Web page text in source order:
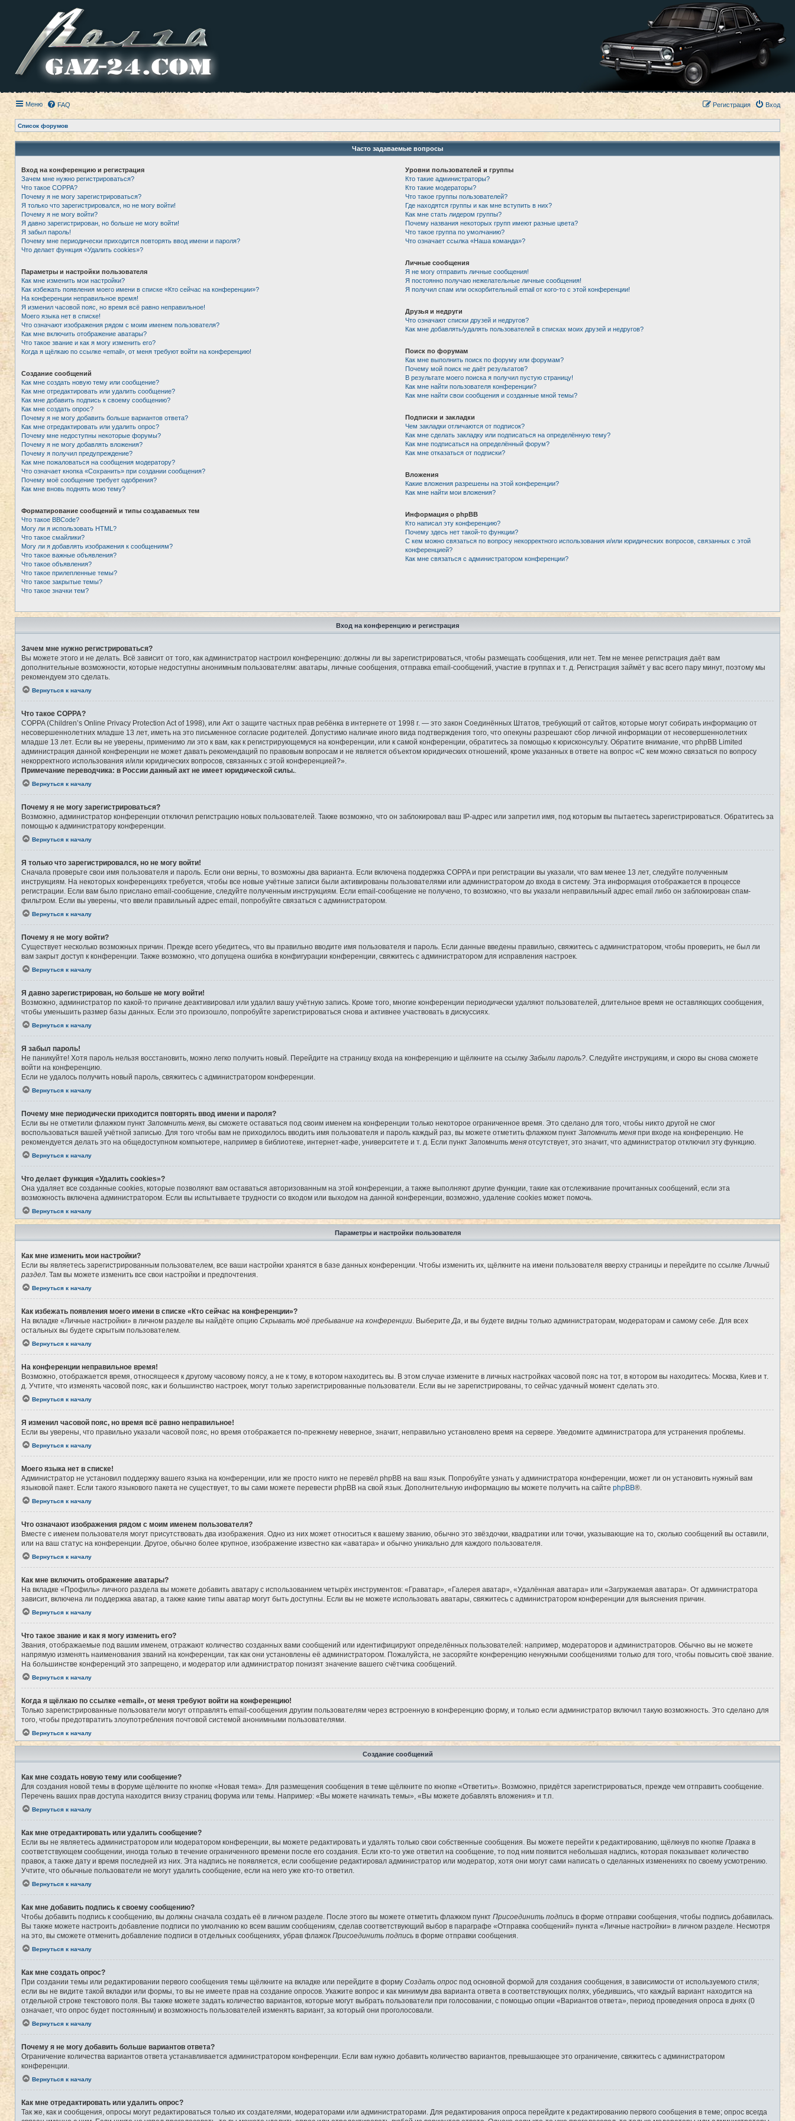
Меню FAQ Вход
Регистрация
Список форумов
Часто задаваемые вопросы
Вход на конференцию и регистрация
Зачем мне нужно регистрироваться?
Что такое COPPA?
Почему я не могу зарегистрироваться?
Я только что зарегистрировался, но не могу войти!
Почему я не могу войти?
Я давно зарегистрирован, но больше не могу войти!
Я забыл пароль!
Почему мне периодически приходится повторять ввод имени и пароля?
Что делает функция «Удалить cookies»?
Параметры и настройки пользователя
Как мне изменить мои настройки?
Как избежать появления моего имени в списке «Кто сейчас на конференции»?
На конференции неправильное время!
Я изменил часовой пояс, но время всё равно неправильное!
Моего языка нет в списке!
Что означают изображения рядом с моим именем пользователя?
Как мне включить отображение аватары?
Что такое звание и как я могу изменить его?
Когда я щёлкаю по ссылке «email», от меня требуют войти на конференцию!
Создание сообщений
Как мне создать новую тему или сообщение?
Как мне отредактировать или удалить сообщение?
Как мне добавить подпись к своему сообщению?
Как мне создать опрос?
Почему я не могу добавить больше вариантов ответа?
Как мне отредактировать или удалить опрос?
Почему мне недоступны некоторые форумы?
Почему я не могу добавлять вложения?
Почему я получил предупреждение?
Как мне пожаловаться на сообщения модератору?
Что означает кнопка «Сохранить» при создании сообщения?
Почему моё сообщение требует одобрения?
Как мне вновь поднять мою тему?
Форматирование сообщений и типы создаваемых тем
Что такое BBCode?
Могу ли я использовать HTML?
Что такое смайлики?
Могу ли я добавлять изображения к сообщениям?
Что такое важные объявления?
Что такое объявления?
Что такое прилепленные темы?
Что такое закрытые темы?
Что такое значки тем?
Уровни пользователей и группы
Кто такие администраторы?
Кто такие модераторы?
Что такое группы пользователей?
Где находятся группы и как мне вступить в них?
Как мне стать лидером группы?
Почему названия некоторых групп имеют разные цвета?
Что такое группа по умолчанию?
Что означает ссылка «Наша команда»?
Личные сообщения
Я не могу отправить личные сообщения!
Я постоянно получаю нежелательные личные сообщения!
Я получил спам или оскорбительный email от кого-то с этой конференции!
Друзья и недруги
Что означают списки друзей и недругов?
Как мне добавлять/удалять пользователей в списках моих друзей и недругов?
Поиск по форумам
Как мне выполнить поиск по форуму или форумам?
Почему мой поиск не даёт результатов?
В результате моего поиска я получил пустую страницу!
Как мне найти пользователя конференции?
Как мне найти свои сообщения и созданные мной темы?
Подписки и закладки
Чем закладки отличаются от подписок?
Как мне сделать закладку или подписаться на определённую тему?
Как мне подписаться на определённый форум?
Как мне отказаться от подписки?
Вложения
Какие вложения разрешены на этой конференции?
Как мне найти мои вложения?
Информация о phpBB
Кто написал эту конференцию?
Почему здесь нет такой-то функции?
С кем можно связаться по вопросу некорректного использования и/или юридических вопросов, связанных с этой
конференцией?
Как мне связаться с администратором конференции?
Вход на конференцию и регистрация
Зачем мне нужно регистрироваться?
Вы можете этого и не делать. Всё зависит от того, как администратор настроил конференцию: должны ли вы зарегистрироваться, чтобы размещать сообщения, или нет. Тем не менее регистрация даёт вам
дополнительные возможности, которые недоступны анонимным пользователям: аватары, личные сообщения, отправка email-сообщений, участие в группах и т. д. Регистрация займёт у вас всего пару минут, поэтому мы
рекомендуем это сделать.
Вернуться к началу
Что такое COPPA?
COPPA (Children’s Online Privacy Protection Act of 1998), или Акт о защите частных прав ребёнка в интернете от 1998 г. — это закон Соединённых Штатов, требующий от сайтов, которые могут собирать информацию от
несовершеннолетних младше 13 лет, иметь на это письменное согласие родителей. Допустимо наличие иного вида подтверждения того, что опекуны разрешают сбор личной информации от несовершеннолетних
младше 13 лет. Если вы не уверены, применимо ли это к вам, как к регистрирующемуся на конференции, или к самой конференции, обратитесь за помощью к юрисконсульту. Обратите внимание, что phpBB Limited
администрация данной конференции не может давать рекомендаций по правовым вопросам и не является объектом юридических отношений, кроме указанных в ответе на вопрос «С кем можно связаться по вопросу
некорректного использования и/или юридических вопросов, связанных с этой конференцией?».
Примечание переводчика: в России данный акт не имеет юридической силы.
Вернуться к началу
Почему я не могу зарегистрироваться?
Возможно, администратор конференции отключил регистрацию новых пользователей. Также возможно, что он заблокировал ваш IP-адрес или запретил имя, под которым вы пытаетесь зарегистрироваться. Обратитесь за
помощью к администратору конференции.
Вернуться к началу
Я только что зарегистрировался, но не могу войти!
Сначала проверьте свои имя пользователя и пароль. Если они верны, то возможны два варианта. Если включена поддержка COPPA и при регистрации вы указали, что вам менее 13 лет, следуйте полученным
инструкциям. На некоторых конференциях требуется, чтобы все новые учётные записи были активированы пользователями или администратором до входа в систему. Эта информация отображается в процессе
регистрации. Если вам было прислано email-сообщение, следуйте полученным инструкциям. Если email-сообщение не получено, то возможно, что вы указали неправильный адрес email либо он заблокирован спам-
фильтром. Если вы уверены, что ввели правильный адрес email, попробуйте связаться с администратором.
Вернуться к началу
Почему я не могу войти?
Существует несколько возможных причин. Прежде всего убедитесь, что вы правильно вводите имя пользователя и пароль. Если данные введены правильно, свяжитесь с администратором, чтобы проверить, не был ли
вам закрыт доступ к конференции. Также возможно, что допущена ошибка в конфигурации конференции, свяжитесь с администратором для исправления настроек.
Вернуться к началу
Я давно зарегистрирован, но больше не могу войти!
Возможно, администратор по какой-то причине деактивировал или удалил вашу учётную запись. Кроме того, многие конференции периодически удаляют пользователей, длительное время не оставляющих сообщения,
чтобы уменьшить размер базы данных. Если это произошло, попробуйте зарегистрироваться снова и активнее участвовать в дискуссиях.
Вернуться к началу
Я забыл пароль!
Не паникуйте! Хотя пароль нельзя восстановить, можно легко получить новый. Перейдите на страницу входа на конференцию и щёлкните на ссылку Забыли пароль? . Следуйте инструкциям, и скоро вы снова сможете
войти на конференцию.
Если не удалось получить новый пароль, свяжитесь с администратором конференции.
Вернуться к началу
Почему мне периодически приходится повторять ввод имени и пароля?
Если вы не отметили флажком пункт Запомнить меня , вы сможете оставаться под своим именем на конференции только некоторое ограниченное время. Это сделано для того, чтобы никто другой не смог
воспользоваться вашей учётной записью. Для того чтобы вам не приходилось вводить имя пользователя и пароль каждый раз, вы можете отметить флажком пункт Запомнить меня при входе на конференцию. Не
рекомендуется делать это на общедоступном компьютере, например в библиотеке, интернет-кафе, университете и т. д. Если пункт Запомнить меня отсутствует, это значит, что администратор отключил эту функцию.
Вернуться к началу
Что делает функция «Удалить cookies»?
Она удаляет все созданные cookies, которые позволяют вам оставаться авторизованным на этой конференции, а также выполняют другие функции, такие как отслеживание прочитанных сообщений, если эта
возможность включена администратором. Если вы испытываете трудности со входом или выходом на данной конференции, возможно, удаление cookies может помочь.
Вернуться к началу
Параметры и настройки пользователя
Как мне изменить мои настройки?
Если вы являетесь зарегистрированным пользователем, все ваши настройки хранятся в базе данных конференции. Чтобы изменить их, щёлкните на имени пользователя вверху страницы и перейдите по ссылке Личный
раздел . Там вы можете изменить все свои настройки и предпочтения.
Вернуться к началу
Как избежать появления моего имени в списке «Кто сейчас на конференции»?
На вкладке «Личные настройки» в личном разделе вы найдёте опцию Скрывать моё пребывание на конференции . Выберите Да , и вы будете видны только администраторам, модераторам и самому себе. Для всех
остальных вы будете скрытым пользователем.
Вернуться к началу
На конференции неправильное время!
Возможно, отображается время, относящееся к другому часовому поясу, а не к тому, в котором находитесь вы. В этом случае измените в личных настройках часовой пояс на тот, в котором вы находитесь: Москва, Киев и т.
д. Учтите, что изменять часовой пояс, как и большинство настроек, могут только зарегистрированные пользователи. Если вы не зарегистрированы, то сейчас удачный момент сделать это.
Вернуться к началу
Я изменил часовой пояс, но время всё равно неправильное!
Если вы уверены, что правильно указали часовой пояс, но время отображается по-прежнему неверное, значит, неправильно установлено время на сервере. Уведомите администратора для устранения проблемы.
Вернуться к началу
Моего языка нет в списке!
Администратор не установил поддержку вашего языка на конференции, или же просто никто не перевёл phpBB на ваш язык. Попробуйте узнать у администратора конференции, может ли он установить нужный вам
языковой пакет. Если такого языкового пакета не существует, то вы сами можете перевести phpBB на свой язык. Дополнительную информацию вы можете получить на сайте phpBB®.
Вернуться к началу
Что означают изображения рядом с моим именем пользователя?
Вместе с именем пользователя могут присутствовать два изображения. Одно из них может относиться к вашему званию, обычно это звёздочки, квадратики или точки, указывающие на то, сколько сообщений вы оставили,
или на ваш статус на конференции. Другое, обычно более крупное, изображение известно как «аватара» и обычно уникально для каждого пользователя.
Вернуться к началу
Как мне включить отображение аватары?
На вкладке «Профиль» личного раздела вы можете добавить аватару с использованием четырёх инструментов: «Граватар», «Галерея аватар», «Удалённая аватара» или «Загружаемая аватара». От администратора
зависит, включена ли поддержка аватар, а также какие типы аватар могут быть доступны. Если вы не можете использовать аватары, свяжитесь с администратором конференции для выяснения причин.
Вернуться к началу
Что такое звание и как я могу изменить его?
Звания, отображаемые под вашим именем, отражают количество созданных вами сообщений или идентифицируют определённых пользователей: например, модераторов и администраторов. Обычно вы не можете
напрямую изменять наименования званий на конференции, так как они установлены её администратором. Пожалуйста, не засоряйте конференцию ненужными сообщениями только для того, чтобы повысить своё звание.
На большинстве конференций это запрещено, и модератор или администратор понизят значение вашего счётчика сообщений.
Вернуться к началу
Когда я щёлкаю по ссылке «email», от меня требуют войти на конференцию!
Только зарегистрированные пользователи могут отправлять email-сообщения другим пользователям через встроенную в конференцию форму, и только если администратор включил такую возможность. Это сделано для
того, чтобы предотвратить злоупотребления почтовой системой анонимными пользователями.
Вернуться к началу
Создание сообщений
Как мне создать новую тему или сообщение?
Для создания новой темы в форуме щёлкните по кнопке «Новая тема». Для размещения сообщения в теме щёлкните по кнопке «Ответить». Возможно, придётся зарегистрироваться, прежде чем отправить сообщение.
Перечень ваших прав доступа находится внизу страниц форума или темы. Например: «Вы можете начинать темы», «Вы можете добавлять вложения» и т.п.
Вернуться к началу
Как мне отредактировать или удалить сообщение?
Если вы не являетесь администратором или модератором конференции, вы можете редактировать и удалять только свои собственные сообщения. Вы можете перейти к редактированию, щёлкнув по кнопке Правка в
соответствующем сообщении, иногда только в течение ограниченного времени после его создания. Если кто-то уже ответил на сообщение, то под ним появится небольшая надпись, которая показывает количество
правок, а также дату и время последней из них. Эта надпись не появляется, если сообщение редактировал администратор или модератор, хотя они могут сами написать о сделанных изменениях по своему усмотрению.
Учтите, что обычные пользователи не могут удалить сообщение, если на него уже кто-то ответил.
Вернуться к началу
Как мне добавить подпись к своему сообщению?
Чтобы добавить подпись к сообщению, вы должны сначала создать её в личном разделе. После этого вы можете отметить флажком пункт Присоединить подпись в форме отправки сообщения, чтобы подпись добавилась.
Вы также можете настроить добавление подписи по умолчанию ко всем вашим сообщениям, сделав соответствующий выбор в параграфе «Отправка сообщений» пункта «Личные настройки» в личном разделе. Несмотря
на это, вы сможете отменить добавление подписи в отдельных сообщениях, убрав флажок Присоединить подпись в форме отправки сообщения.
Вернуться к началу
Как мне создать опрос?
При создании темы или редактировании первого сообщения темы щёлкните на вкладке или перейдите в форму Создать опрос под основной формой для создания сообщения, в зависимости от используемого стиля;
если вы не видите такой вкладки или формы, то вы не имеете прав на создание опросов. Укажите вопрос и как минимум два варианта ответа в соответствующих полях, убедившись, что каждый вариант находится на
отдельной строке текстового поля. Вы также можете задать количество вариантов, которые могут выбрать пользователи при голосовании, с помощью опции «Вариантов ответа», период проведения опроса в днях (0
означает, что опрос будет постоянным) и возможность пользователей изменять вариант, за который они проголосовали.
Вернуться к началу
Почему я не могу добавить больше вариантов ответа?
Ограничение количества вариантов ответа устанавливается администратором конференции. Если вам нужно добавить количество вариантов, превышающее это ограничение, свяжитесь с администратором
конференции.
Вернуться к началу
Как мне отредактировать или удалить опрос?
Так же, как и сообщения, опросы могут редактироваться только их создателями, модераторами или администраторами. Для редактирования опроса перейдите к редактированию первого сообщения в теме; опрос всегда